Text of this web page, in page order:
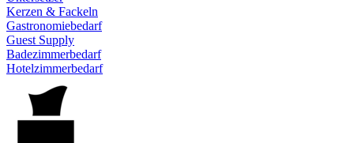
Kerzen & Fackeln
Gastronomiebedarf
Guest Supply
Badezimmerbedarf
Hotelzimmerbedarf